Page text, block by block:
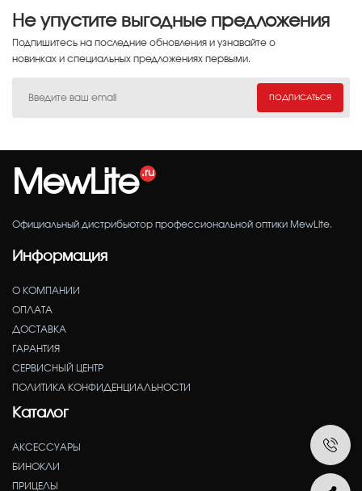
Не упустите выгодные предложения
Подпишитесь на последние обновления и узнавайте о
новинках и специальных предложениях первыми.
ПОДПИСАТЬСЯ
MewLite
Официальный дистрибьютор профессиональной оптики MewLite.
Информация
О КОМПАНИИ
ОПЛАТА
ДОСТАВКА
ГАРАНТИЯ
СЕРВИСНЫЙ ЦЕНТР
ПОЛИТИКА КОНФИДЕНЦИАЛЬНОСТИ
Каталог
АКСЕССУАРЫ
БИНОКЛИ
ПРИЦЕЛЫ